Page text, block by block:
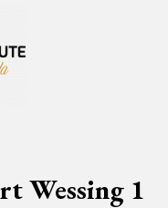
Wessing 1